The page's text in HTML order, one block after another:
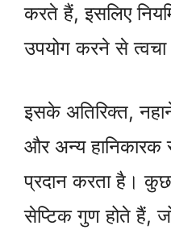
करते हैं, इसलिए
उपयोग करने से
इसके अतिरिक्त,
और अन्य हानिकारक
प्रदान करता है।
सेप्टिक गुण होते हैं,